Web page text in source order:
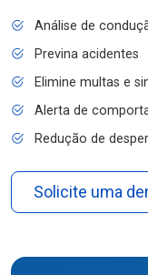
Análise de
Previna acidentes
Elimine multas e
Alerta de
Redução de
Solicite uma